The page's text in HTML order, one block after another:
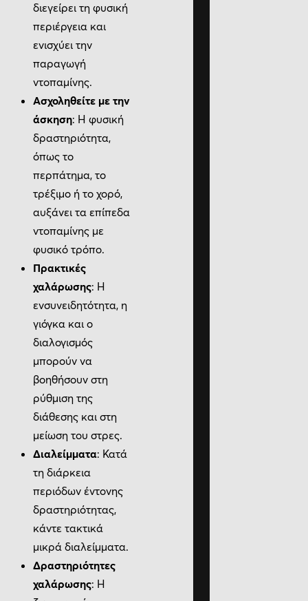
διεγείρει τη φυσική
περιέργεια και
ενισχύει την
παραγωγή
ντοπαμίνης.
Ασχοληθείτε με την
άσκηση: Η φυσική
δραστηριότητα,
όπως το
περπάτημα, το
τρέξιμο ή το χορό,
αυξάνει τα επίπεδα
ντοπαμίνης με
φυσικό τρόπο.
Πρακτικές
χαλάρωσης: Η
ενσυνειδητότητα, η
γιόγκα και ο
διαλογισμός
μπορούν να
βοηθήσουν στη
ρύθμιση της
διάθεσης και στη
μείωση του στρες.
Διαλείμματα: Κατά
τη διάρκεια
περιόδων έντονης
δραστηριότητας,
κάντε τακτικά
μικρά διαλείμματα.
Δραστηριότητες
χαλάρωσης: Η